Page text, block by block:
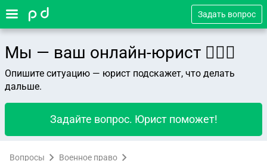
Задать вопрос
Мы — ваш онлайн-юрист 👨🏻‍⚖️
Опишите ситуацию — юрист подскажет, что делать
дальше.
Задайте вопрос. Юрист поможет!
Вопросы Военное право